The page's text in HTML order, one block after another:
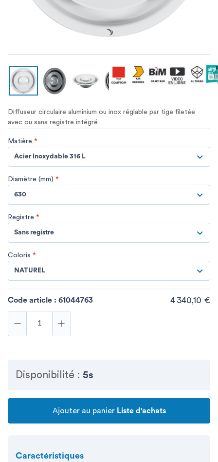
Diffuseur circulaire aluminium ou inox réglable par tige filetée
avec ou sans registre intégré
Matière *
Acier Inoxydable 316 L
Diamètre (mm) *
630
Registre *
Sans registre
Coloris *
NATUREL
Code article : 61044763 4 340,10 €
Disponibilité : 5s
Ajouter au panierListe d'achats
Caractéristiques